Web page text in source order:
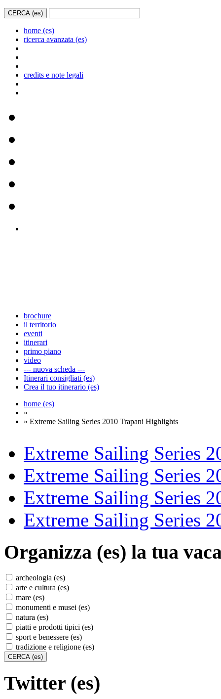
home (es)
ricerca avanzata (es)
credits e note legali
brochure
il territorio
eventi
itinerari
primo piano
video
--- nuova scheda ---
Itinerari consigliati (es)
Crea il tuo itinerario (es)
home (es)
»
» Extreme Sailing Series 2010 Trapani Highlights
Extreme Sailing Series
Extreme Sailing Series
Extreme Sailing Series
Extreme Sailing Series
Organizza (es) la tua
archeologia (es)
arte e cultura (es)
mare (es)
monumenti e musei (es)
natura (es)
piatti e prodotti tipici (es)
sport e benessere (es)
tradizione e religione (es)
Twitter (es)